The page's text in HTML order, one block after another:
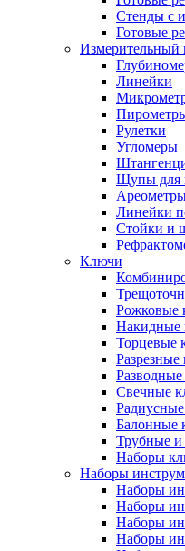
Стенды с
Готовые
Измерительный
Линейки
Рулетки
Угломеры
Щупы для
Линейки
Стойки и
Ключи
Рожковые
Накидные
Торцевые
Свечные
Балонные
Трубные и
Наборы
Наборы
Наборы
Наборы
Наборы
Наборы